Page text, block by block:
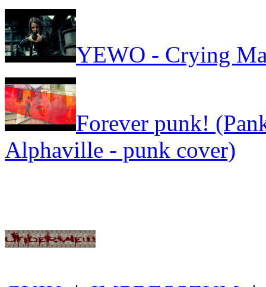
YEWO - Crying
Forever punk!
Alphaville - punk cover)